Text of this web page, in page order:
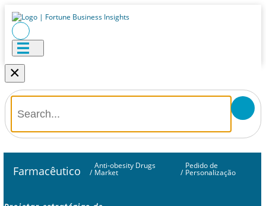
×
Farmacêutico /
Anti-obesity Drugs
Market /
Pedido de
Personalização